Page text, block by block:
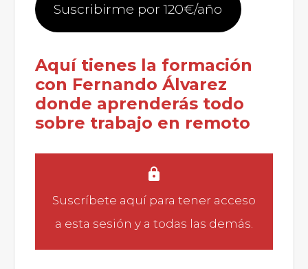
Suscribirme por 120€/año
Aquí tienes la formación
con Fernando Álvarez
donde aprenderás todo
sobre trabajo en remoto
Suscríbete aquí para tener acceso
a esta sesión y a todas las demás.